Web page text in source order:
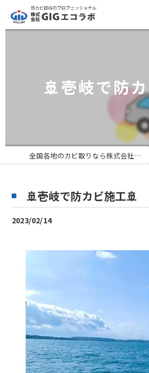
🚢壱岐で防
全国各地のカビ取りなら株式会社GIGエコラボ
🚢壱岐で防カビ施工🚢
2023/02/14